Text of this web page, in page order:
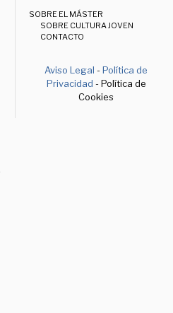
SOBRE EL MÁSTER
SOBRE CULTURA JOVEN
CONTACTO
Aviso Legal -Política de
Privacidad - Política de
Cookies